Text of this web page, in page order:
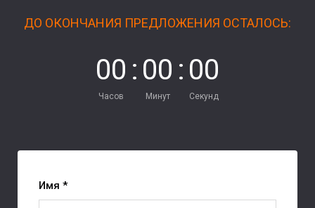
ДО ОКОНЧАНИЯ ПРЕДЛОЖЕНИЯ ОСТАЛОСЬ:
00
Часов
: 00
Минут
: 00
Секунд
Имя *